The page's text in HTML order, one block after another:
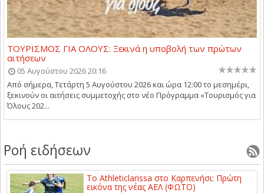
ΤΟΥΡΙΣΜΟΣ ΓΙΑ ΟΛΟΥΣ: Ξεκινά η υποβολή των πρώτων
αιτήσεων
05 Αυγούστου 2026 20:16
Από σήμερα, Τετάρτη 5 Αυγούστου 2026 και ώρα 12:00 το μεσημέρι,
ξεκινούν οι αιτήσεις συμμετοχής στο νέο Πρόγραμμα «Τουρισμός για
Όλους 202...
Ροή ειδήσεων
Το Athleticlarissa στο Καρπενήσι: Πρώτη
εικόνα της νέας ΑΕΛ (ΦΩΤΟ)